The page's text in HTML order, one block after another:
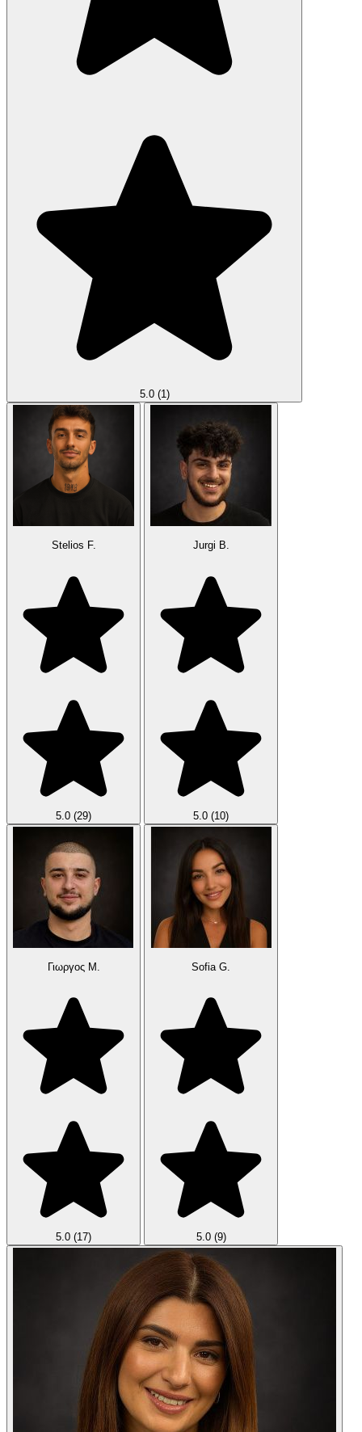
5.0 (1)
Stelios F.
5.0 (29)
Jurgi B.
5.0 (10)
Γιωργος Μ.
5.0 (17)
Sofia G.
5.0 (9)